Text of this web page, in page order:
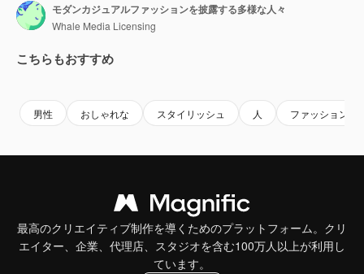
モダンカジュアルファッションを披露する多様な人々
Whale Media Licensing
こちらもおすすめ
男性 おしゃれな スタイリッシュ 人 ファッション
最高のクリエイティブ制作を導くためのプラットフォーム。クリ
エイター、企業、代理店、スタジオを含む100万人以上が利用し
ています。